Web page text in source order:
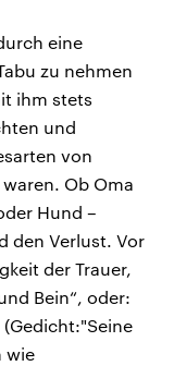
eine
zu nehmen
ihm stets
und
von
Ob Oma
Hund –
den Verlust. Vor
der Trauer,
Bein“, oder:
wie